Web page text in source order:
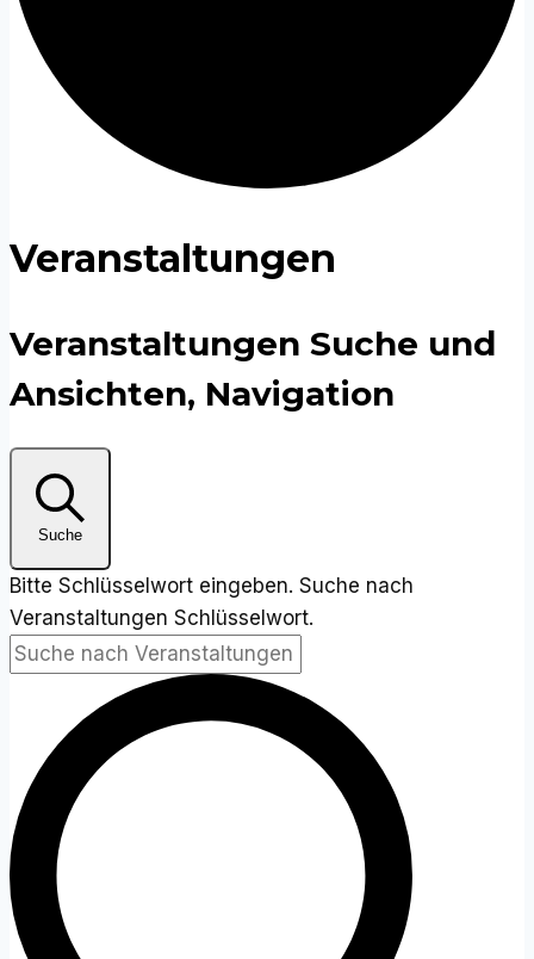
Veranstaltungen
Veranstaltungen Suche und
Ansichten, Navigation
Suche
Bitte Schlüsselwort eingeben. Suche nach
Veranstaltungen Schlüsselwort.